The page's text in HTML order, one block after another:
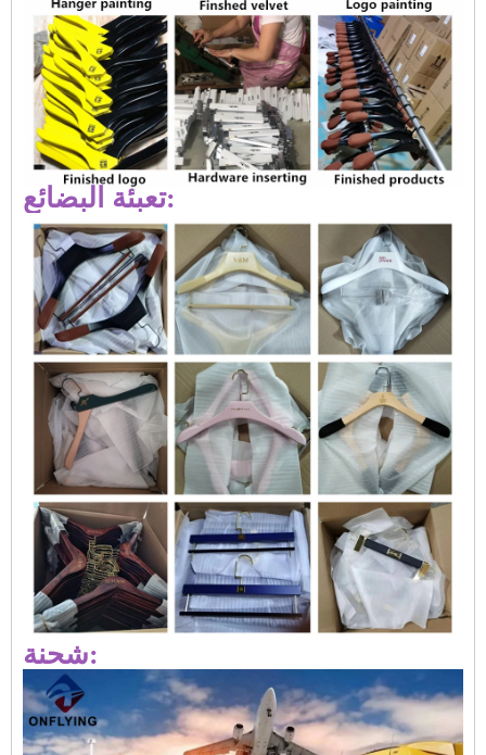
تعبئة البضائع:
شحنة: